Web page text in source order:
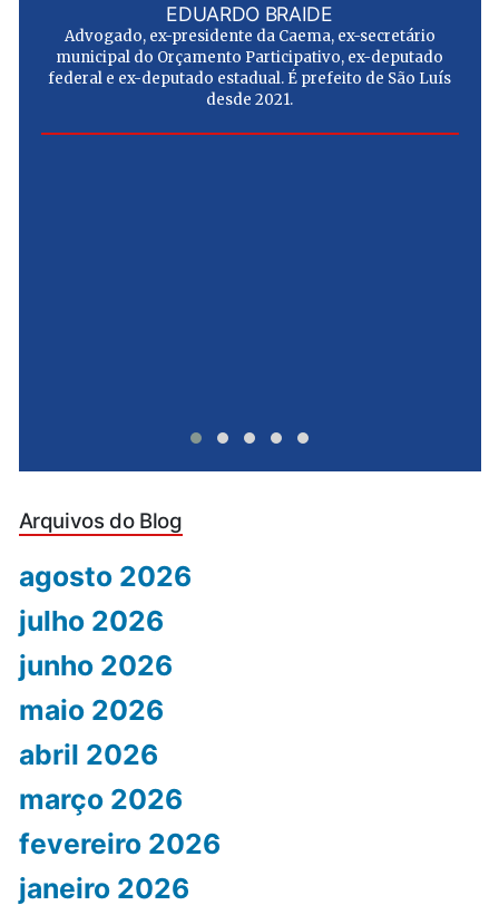
EDUARDO BRAIDE
Advogado, ex-presidente da Caema, ex-secretário
municipal do Orçamento Participativo, ex-deputado
federal e ex-deputado estadual. É prefeito de São Luís
desde 2021.
Arquivos do Blog
agosto 2026
julho 2026
junho 2026
maio 2026
abril 2026
março 2026
fevereiro 2026
janeiro 2026